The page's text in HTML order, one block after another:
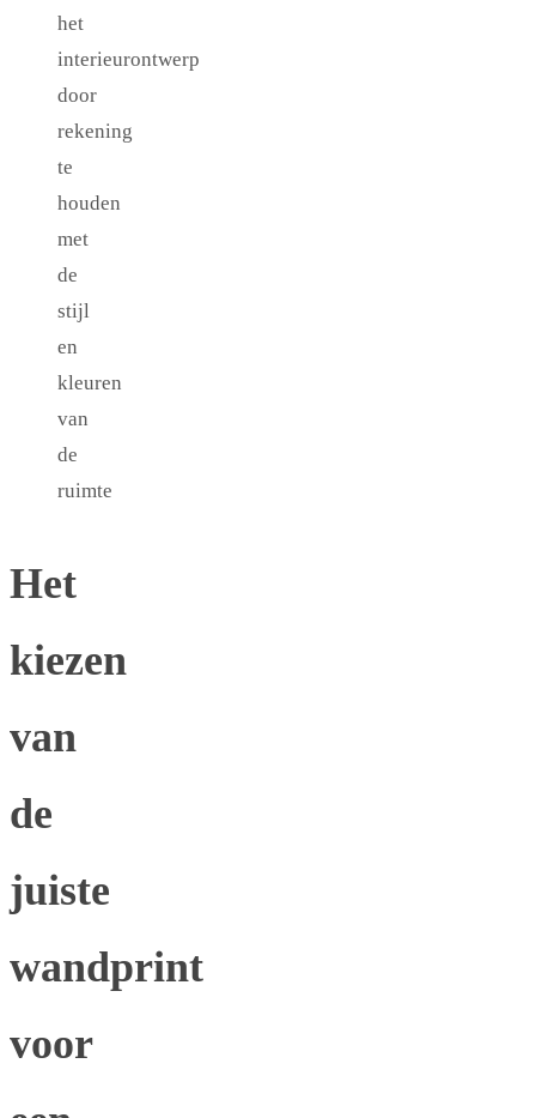
het
interieurontwerp
door
rekening
te
houden
met
de
stijl
en
kleuren
van
de
ruimte
Het
kiezen
van
de
juiste
wandprint
voor